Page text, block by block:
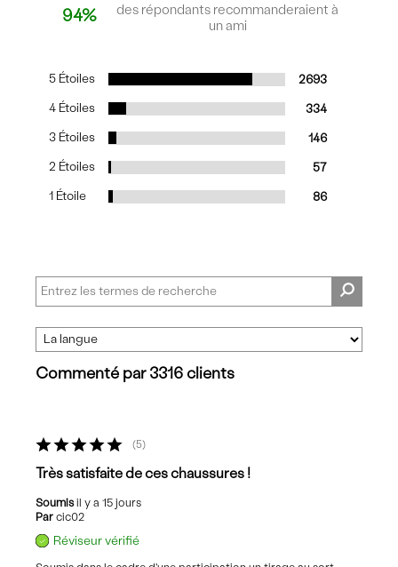
94%
des répondants recommanderaient à
un ami
5 Étoiles 2693
4 Étoiles 334
3 Étoiles 146
2 Étoiles 57
1 Étoile 86
Commenté par 3316 clients
5
Très satisfaite de ces chaussures !
Soumisil y a 15 jours
Par cic02
Réviseur vérifié